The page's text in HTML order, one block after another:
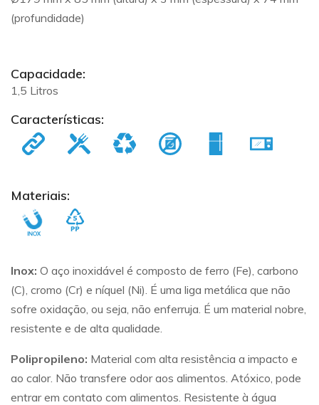
(profundidade)
Capacidade:
1,5 Litros
Características:
Materiais:
Inox: O aço inoxidável é composto de ferro (Fe), carbono
(C), cromo (Cr) e níquel (Ni). É uma liga metálica que não
sofre oxidação, ou seja, não enferruja. É um material nobre,
resistente e de alta qualidade.
Polipropileno: Material com alta resistência a impacto e
ao calor. Não transfere odor aos alimentos. Atóxico, pode
entrar em contato com alimentos. Resistente à água